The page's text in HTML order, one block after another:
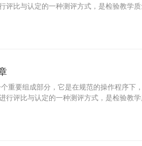
评比与认定的一种测评方式，是检验教学
增强目标意识和竞争意识，对促进参加考级
重要组成部分，它是在规范的操作程序下
行评比与认定的一种测评方式，是检验教
目标意识和竞争意识，对促进参加考级人员